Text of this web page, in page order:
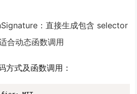
：直接生成包含 selector
合动态函数调用
方式及函数调用 ：